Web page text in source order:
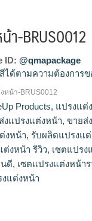
า-BRUS0012
ID: @qmapackage
ได้ตามความต้องการข
ายส่งแปรงแต่งหน้า,
งหน้า, รับผลิตแปรงแ
งหน้า, เซตแปรงแต่ง
แต่งหน้ายี่ห้อไหนดี, เซ
งหน้าขายส่ง, โรงงา
ตแปรงแต่งหน้า
หน้า-BRUS0012
Products, แปรงแต่
งแปรงแต่งหน้า,ขายส่
งหน้า, รับผลิตแปรงแ
ต่งหน้า รีวิว, เซตแปรง
ดี, เซตแปรงแต่งหน้า
งแต่งหน้า